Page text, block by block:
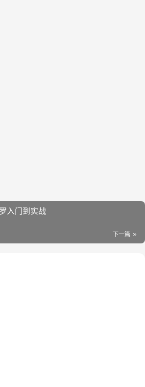
入门到实战
下一篇